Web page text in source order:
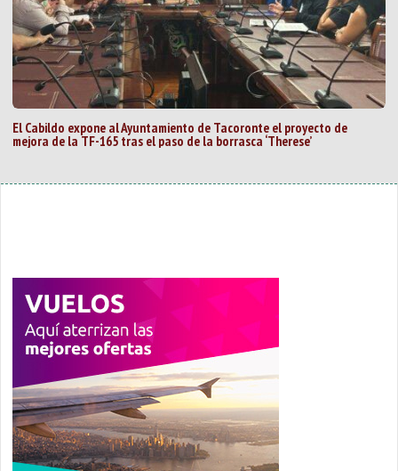
El Cabildo expone al Ayuntamiento de Tacoronte el proyecto de
mejora de la TF-165 tras el paso de la borrasca ‘Therese’